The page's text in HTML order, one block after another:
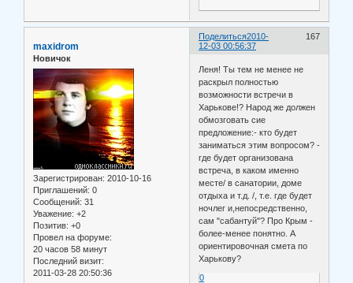
Поделиться 167
2010-
12-03 00:56:37
maxidrom
Новичок
Зарегистрирован: 2010-10-16
Приглашений: 0
Сообщений: 31
Уважение: +2
Позитив: +0
Провел на форуме:
20 часов 58 минут
Последний визит:
2011-03-28 20:50:36
Леня! Ты тем не менее не
раскрыл полностью
возможности встречи в
Харькове!? Народ же должен
обмозговать сие
предложение:- кто будет
заниматься этим вопросом? -
где будет организована
встреча, в каком именно
месте/ в санатории, доме
отдыха и т.д. /, т.е. где будет
ночлег и,непосредственно,
сам "сабантуй"? Про Крым -
более-менее понятно. А
ориентировочная смета по
Харькову?
0